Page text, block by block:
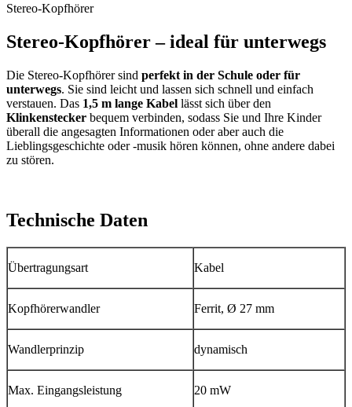
Stereo-Kopfhörer
Stereo-Kopfhörer – ideal für unterwegs
Die Stereo-Kopfhörer sind perfekt in der Schule oder für
unterwegs. Sie sind leicht und lassen sich schnell und einfach
verstauen. Das 1,5 m lange Kabel lässt sich über den
Klinkenstecker bequem verbinden, sodass Sie und Ihre Kinder
überall die angesagten Informationen oder aber auch die
Lieblingsgeschichte oder -musik hören können, ohne andere dabei
zu stören.
Technische Daten
Übertragungsart Kabel
Kopfhörerwandler Ferrit, Ø 27 mm
Wandlerprinzip dynamisch
Max. Eingangsleistung 20 mW